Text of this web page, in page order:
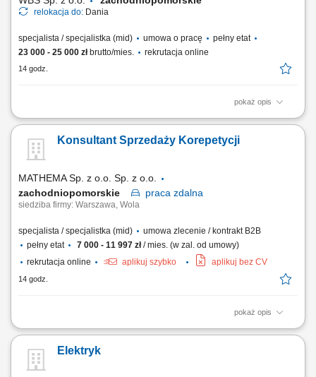
relokacja do: Dania
specjalista / specjalistka (mid) umowa o pracę
pełny etat
23 000 - 25 000 złbrutto/mies. rekrutacja online
14 godz.
pokaż opis
Miejsce pracy: Dania Wynagrodzenie: 23 000-25 000 PLN brutto Jeśli
międzynarodowym środowisku, ta oferta jest dla Ciebie! Szukamy
specjalisty, który będzie odpowiedzialny za precyzyjne pomiary i
Konsultant Sprzedaży Korepetycji
MATHEMA Sp. z o.o. Sp. z o.o.
zachodniopomorskie
praca zdalna
siedziba firmy: Warszawa, Wola
specjalista / specjalistka (mid)
umowa zlecenie / kontrakt B2B
pełny etat
7 000 - 11 997 zł/ mies. (w zal. od umowy)
rekrutacja online
aplikuj szybko aplikuj bez CV
14 godz.
pokaż opis
Opis stanowiska: Zapewniamy ciepłą bazę klientów – zainteresowani
klientów, wykonujemy połączenia przez IP-telefon i zapisujemy
wszystkie działania. Kontakt z rodzicem (telefon/SMS), analiza potrzeb
Elektryk